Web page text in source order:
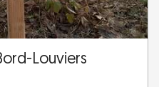
Louviers